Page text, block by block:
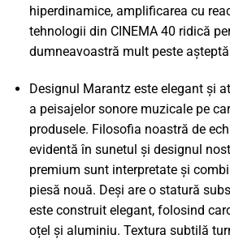
hiperdinamice, amplificarea cu
tehnologii din CINEMA 40 ridică
dumneavoastră mult peste
Designul Marantz este elegant și
a peisajelor sonore muzicale pe
produsele. Filosofia noastră de
evidentă în sunetul și designul
premium sunt interpretate și
piesă nouă. Deși are o statură
este construit elegant, folosind
oțel și aluminiu. Textura subtilă